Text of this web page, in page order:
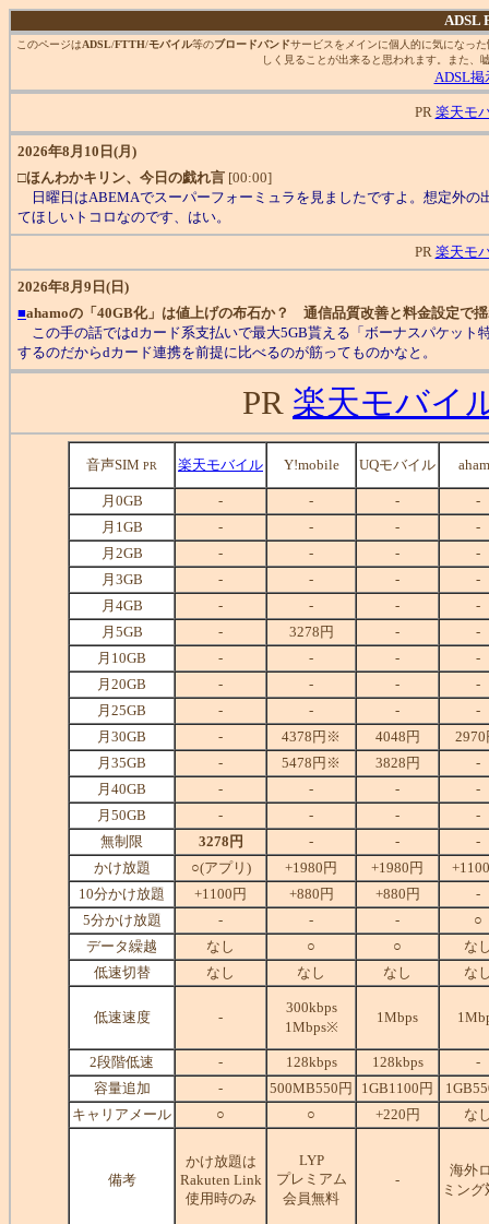
ADSL
このページはADSL/FTTH/モバイル等のブロードバンドサービスをメインに個人的に気になっ
しく見ることが出来ると思われます。また、
ADSL掲
PR 楽天モ
2026年8月10日(月)
□ほんわかキリン、今日の戯れ言 [00:00]
日曜日はABEMAでスーパーフォーミュラを見ましたですよ。想定外
てほしいトコロなのです、はい。
PR 楽天モ
2026年8月9日(日)
■ahamoの「40GB化」は値上げの布石か？ 通信品質改善と料金設定で
この手の話ではdカード系支払いで最大5GB貰える「ボーナスパケット
するのだからdカード連携を前提に比べるのが筋ってものかなと。
PR 楽天モバイ
音声SIM PR 楽天モバイル Y!mobile UQモバイル
月0GB - - -
-
月1GB
- - -
-
月2GB
- - -
-
月3GB
- - -
-
月4GB
- - -
-
月5GB
- 3278円 -
-
月10GB
- - -
-
月20GB
- - -
-
月25GB
- - -
-
月30GB
- 4378円※ 4048円
2970
月35GB
- 5478円※ 3828円
-
月40GB
- - -
-
月50GB
- - -
-
無制限
3278円 - -
-
かけ放題
○(アプリ) +1980円 +1980円
10分かけ放題
+1100円 +880円 +880円
-
5分かけ放題
- - -
○
データ繰越
なし ○ ○
な
低速切替
なし なし なし な
低速速度 -
300kbps
1Mbps※
1Mbps
2段階低速 - 128kbps 128kbps
-
容量追加
- 500MB550円 1GB1100円
キャリアメール
○ ○ +220円 な
備考
かけ放題は
Rakuten Link
使用時のみ
LYP
プレミアム
会員無料
-
海外
ミング